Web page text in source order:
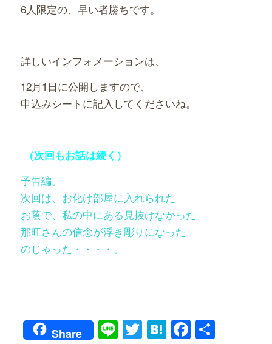
6人限定の、早い者勝ちです。
詳しいインフォメーションは、
12月1日に公開しますので、
申込みシートに記入してくださいね。
（次回もお話は続く）
予告編。
次回は、お化け部屋に入れられた
お蔭で、私の中にある見抜けなかった
那旺さんの信念が浮き彫りになった
のじゃった・・・・。
Share LineTwitter
Hatena共